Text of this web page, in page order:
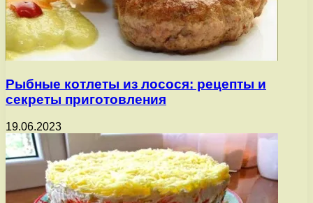
Рыбные котлеты из лосося: рецепты и
секреты приготовления
19.06.2023